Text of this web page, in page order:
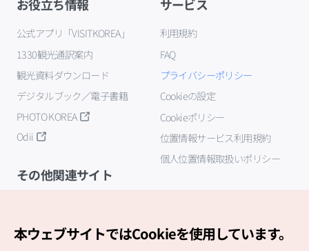
お役立ち情報
公式アプリ「VISITKOREA」
1330観光通訳案内
観光資料ダウンロード
デジタルブック／電子書籍
PHOTO KOREA
Odii
サービス
利用規約
FAQ
プライバシーポリシー
Cookieの設定
Cookieポリシー
位置情報サービス利用規約
個人位置情報取扱いポリシー
その他関連サイト
本ウェブサイトではCookieを使用しています。